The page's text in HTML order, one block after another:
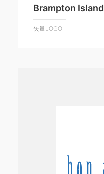
Brampton Island
矢量LOGO